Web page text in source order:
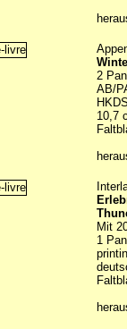
2
AB/
10,7
Mit
1